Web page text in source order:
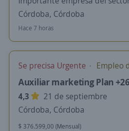
Córdoba, Córdoba
Hace 7 horas
Se precisa Urgente Empleo
Auxiliar marketing Plan +26
4,3
21 de septiembre
Córdoba, Córdoba
$ 376.599,00 (Mensual)